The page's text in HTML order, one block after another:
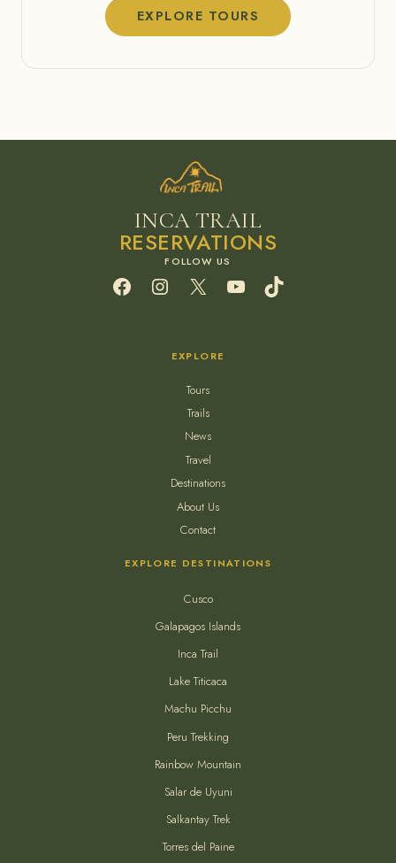
EXPLORE TOURS
INCA TRAIL
RESERVATIONS
Facebook
Instagram
X YouTube
EXPLORE
Tours
Trails
News
Travel
Destinations
About Us
Contact
EXPLORE DESTINATIONS
Cusco
Galapagos Islands
Inca Trail
Lake Titicaca
Machu Picchu
Peru Trekking
Rainbow Mountain
Salar de Uyuni
Salkantay Trek
Torres del Paine